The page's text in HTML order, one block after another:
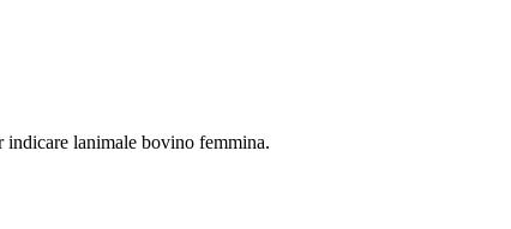
indicare lanimale bovino femmina.